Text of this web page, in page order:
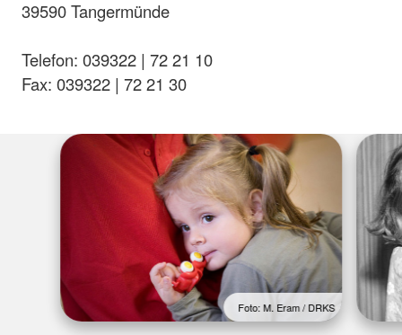
39590 Tangermünde
Telefon: 039322 | 72 21 10
Fax: 039322 | 72 21 30
Foto: M. Eram / DRKS